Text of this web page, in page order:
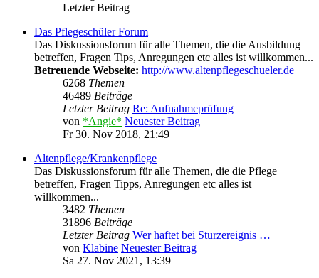
Letzter Beitrag
Das Pflegeschüler Forum
Das Diskussionsforum für alle Themen, die die Ausbildung
betreffen, Fragen Tips, Anregungen etc alles ist willkommen...
Betreuende Webseite: http://www.altenpflegeschueler.de
6268 Themen
46489 Beiträge
Letzter Beitrag Re: Aufnahmeprüfung
von *Angie* Neuester Beitrag
Fr 30. Nov 2018, 21:49
Altenpflege/Krankenpflege
Das Diskussionsforum für alle Themen, die die Pflege
betreffen, Fragen Tipps, Anregungen etc alles ist
willkommen...
3482 Themen
31896 Beiträge
Letzter Beitrag Wer haftet bei Sturzereignis …
von Klabine Neuester Beitrag
Sa 27. Nov 2021, 13:39